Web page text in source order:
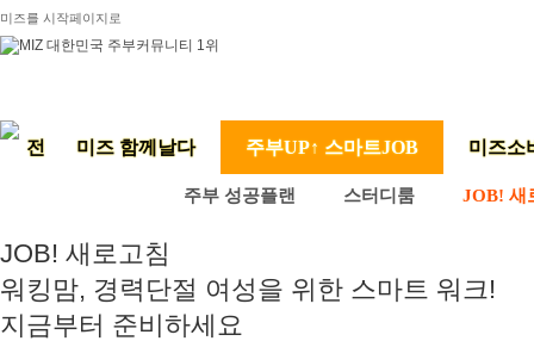
미즈를 시작페이지로
미즈 함께날다 주부UP↑ 스마트JOB 미즈소
주부 성공플랜 스터디룸 JOB! 새
JOB! 새로고침
워킹맘, 경력단절 여성을 위한 스마트 워크!
지금부터 준비하세요